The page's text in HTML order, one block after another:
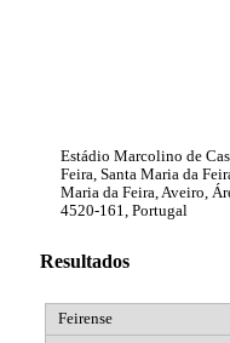
Estádio Marcolino de
Feira, Santa Maria da
Maria da Feira, Aveiro,
4520-161, Portugal
Resultados